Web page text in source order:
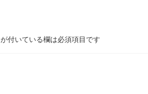
が付いている欄は必須項目です